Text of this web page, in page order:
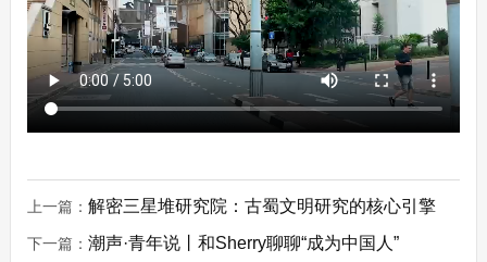
上一篇： 解密三星堆研究院：古蜀文明研究的核心引擎
下一篇： 潮声·青年说丨和Sherry聊聊“成为中国人”